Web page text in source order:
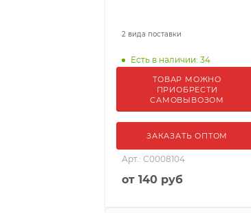
2 вида поставки
Есть в наличии: 34
ТОВАР МОЖНО
ПРИОБРЕСТИ
САМОВЫВОЗОМ
ЗАКАЗАТЬ ОПТОМ
Арт.: С0008104
от 140 руб